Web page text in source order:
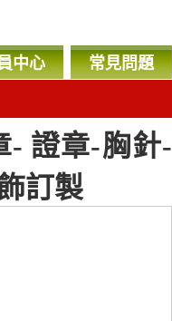
中心 常見問題
- 證章-胸針-
訂製